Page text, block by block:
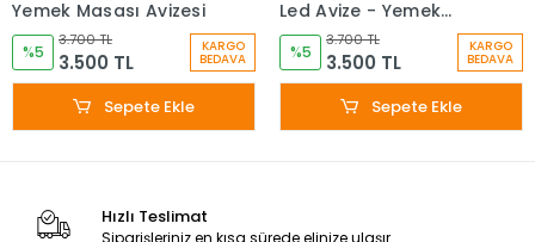
Yemek Masası Avizesi
%5
3.700 TL
3.500 TL
KARGO
BEDAVA
Sepete Ekle
Led Avize - Yemek
Masası
%5
3.700 TL
3.500 TL
KARGO
BEDAVA
Sepete Ekle
Hızlı Teslimat